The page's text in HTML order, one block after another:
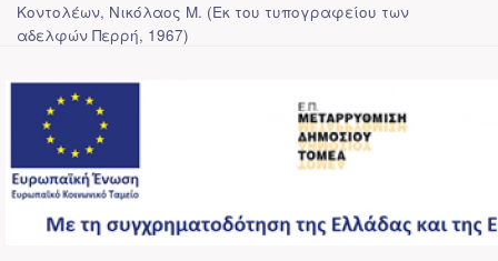
Κοντολέων, Νικόλαος Μ. (Εκ του τυπογραφείου των
αδελφών Περρή, 1967)